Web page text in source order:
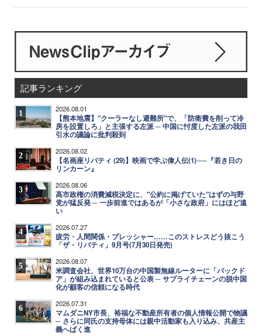
記事ランキング
1 2026.08.01
【熊本地震】"クーラーなし避難所"で、「防衛費を削って冷
房を設置しろ」と主張する左派 ─ 中国に忖度した左派の我田
引水の議論に批判殺到
2 2026.08.02
【名画座リバティ (29)】映画で学ぶ偉人伝(1)──『若き日の
リンカーン』
3 2026.08.06
高市政権の消費減税決定に、"公約に掲げていた"はずの与野
党が猛反発 ─ 一歩前進ではあるが「小さな政府」にはほど遠
い
4 2026.07.27
疲労・人間関係・プレッシャー……このストレスどう抜こう
「ザ・リバティ」9月号(7月30日発売)
5 2026.08.07
米調査会社、世界10万台の中国製無線ルーターに「バックド
ア」が組み込まれていると公表 ─ サプライチェーンの脱中国
化が顧客の信頼になる時代
6 2026.07.31
マムダニNY市長、裕福な不動産所有者の個人情報公開で物議
─ さらに同氏の支持母体には親中活動家も入り込み、共産主
義へばく進